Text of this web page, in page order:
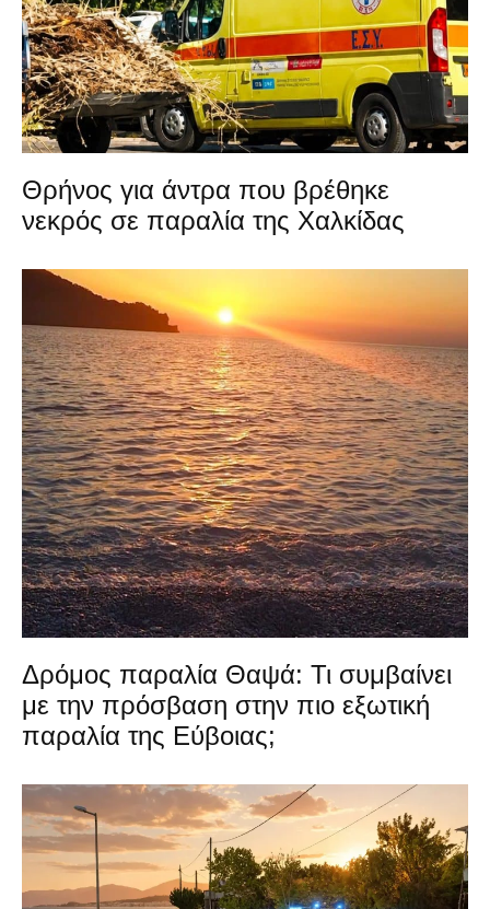
Θρήνος για άντρα που βρέθηκε
νεκρός σε παραλία της Χαλκίδας
Δρόμος παραλία Θαψά: Τι συμβαίνει
με την πρόσβαση στην πιο εξωτική
παραλία της Εύβοιας;